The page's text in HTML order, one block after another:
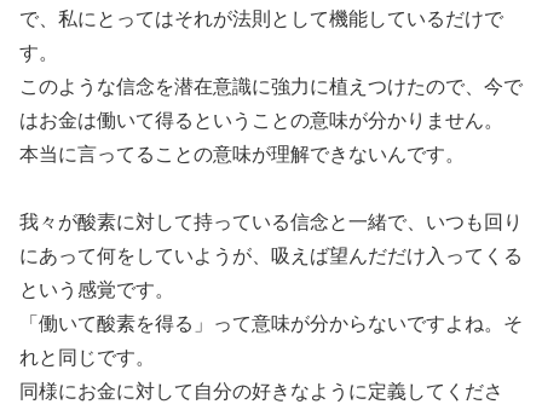
で、私にとってはそれが法則として機能しているだけで
す。
このような信念を潜在意識に強力に植えつけたので、今で
はお金は働いて得るということの意味が分かりません。
本当に言ってることの意味が理解できないんです。
我々が酸素に対して持っている信念と一緒で、いつも回り
にあって何をしていようが、吸えば望んだだけ入ってくる
という感覚です。
「働いて酸素を得る」って意味が分からないですよね。そ
れと同じです。
同様にお金に対して自分の好きなように定義してくださ